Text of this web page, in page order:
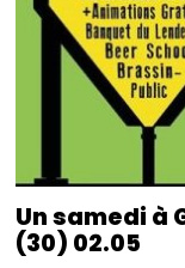
Un samedi à
(30) 02.05